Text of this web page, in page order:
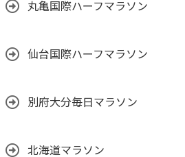
丸亀国際ハーフマラソン
仙台国際ハーフマラソン
別府大分毎日マラソン
北海道マラソン